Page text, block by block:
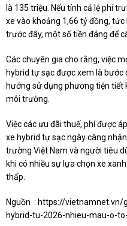
là 135 triệu. Nếu tính cả lệ phí
xe vào khoảng 1,66 tỷ đồng,
trước đây, một số tiền đáng để
Các chuyên gia cho rằng, việc
hybrid tự sạc được xem là
hướng sử dụng phương tiện tiết
môi trường.
Việc các ưu đãi thuế, phí được
xe hybrid tự sạc ngày càng
trường Việt Nam và người tiêu
khi có nhiều sự lựa chọn xe
thấp.
Nguồn : https://vietnamnet.vn/
hybrid-tu-2026-nhieu-mau-o-